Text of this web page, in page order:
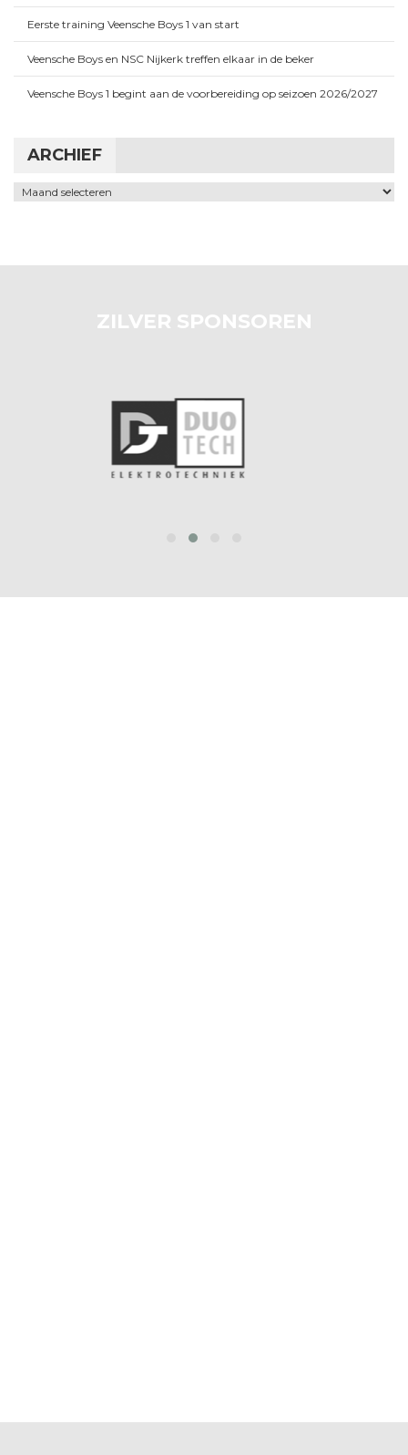
Eerste training Veensche Boys 1 van start
Veensche Boys en NSC Nijkerk treffen elkaar in de beker
Veensche Boys 1 begint aan de voorbereiding op seizoen 2026/2027
ARCHIEF
Archief
ZILVER SPONSOREN
prev